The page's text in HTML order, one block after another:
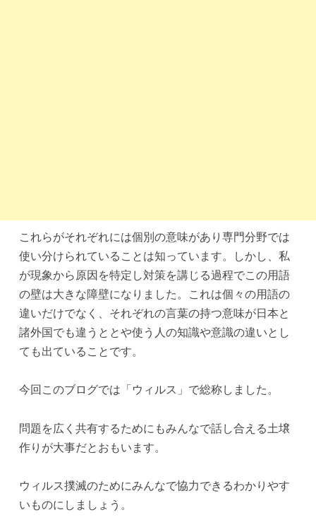
これらがそれぞれには個別の意味があり専門分野では
使い分けられていることは知っています。しかし、私
が現象から原因を特定し対策を講じる過程でこの用語
の壁は大きな障壁になりました。これは個々の用語の
違いだけでなく、それぞれの言葉の持つ意味が日本と
諸外国でも違うととや使う人の知識や意識の違いとし
ても出ていることです。
今回このブログでは「ウィルス」で総称しました。
問題を広く共有するためにもみんなで話し合える土壌
作りが大事だとおもいます。
ウィルス撲滅のためにみんなで協力できるわかりやす
いものにしましょう。